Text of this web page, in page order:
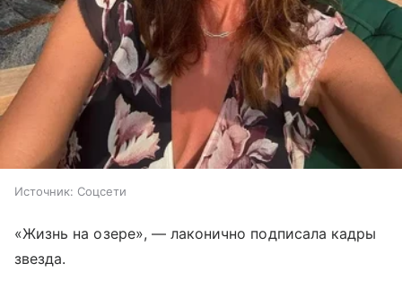
Источник: Соцсети
«Жизнь на озере», — лаконично подписала кадры
звезда.